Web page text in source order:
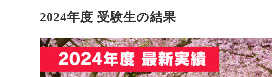
2024年度 受験生の結果